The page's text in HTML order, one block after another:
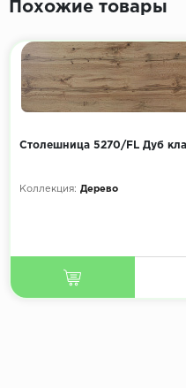
Похожие товары
Столешница 5270/FL Дуб
Коллекция: Дерево